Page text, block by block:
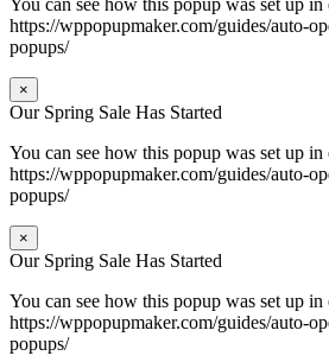
You can see how this popup was set up
https://wppopupmaker.com/guides/auto-
popups/
×
Our Spring Sale Has Started
You can see how this popup was set up
https://wppopupmaker.com/guides/auto-
popups/
×
Our Spring Sale Has Started
You can see how this popup was set up
https://wppopupmaker.com/guides/auto-
popups/